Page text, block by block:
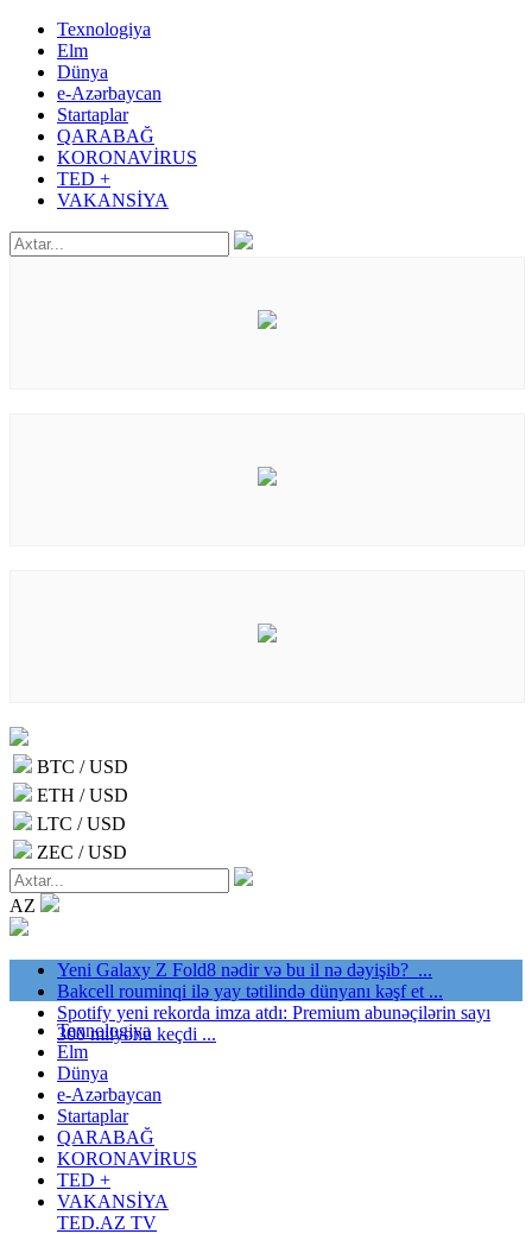
Texnologiya
Elm
Dünya
e-Azərbaycan
Startaplar
QARABAĞ
KORONAVİRUS
TED +
VAKANSİYA
BTC / USD
ETH / USD
LTC / USD
ZEC / USD
AZ
Yeni Galaxy Z Fold8 nədir və bu il nə dəyişib? ...
Bakcell rouminqi ilə yay tətilində dünyanı kəşf et ...
Spotify yeni rekorda imza atdı: Premium abunəçilərin sayı
300 milyonu keçdi ...
Texnologiya
Elm
Dünya
e-Azərbaycan
Startaplar
QARABAĞ
KORONAVİRUS
TED +
VAKANSİYA
TED.AZ TV